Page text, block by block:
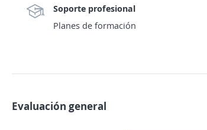
Soporte profesional
Planes de formación
Evaluación general